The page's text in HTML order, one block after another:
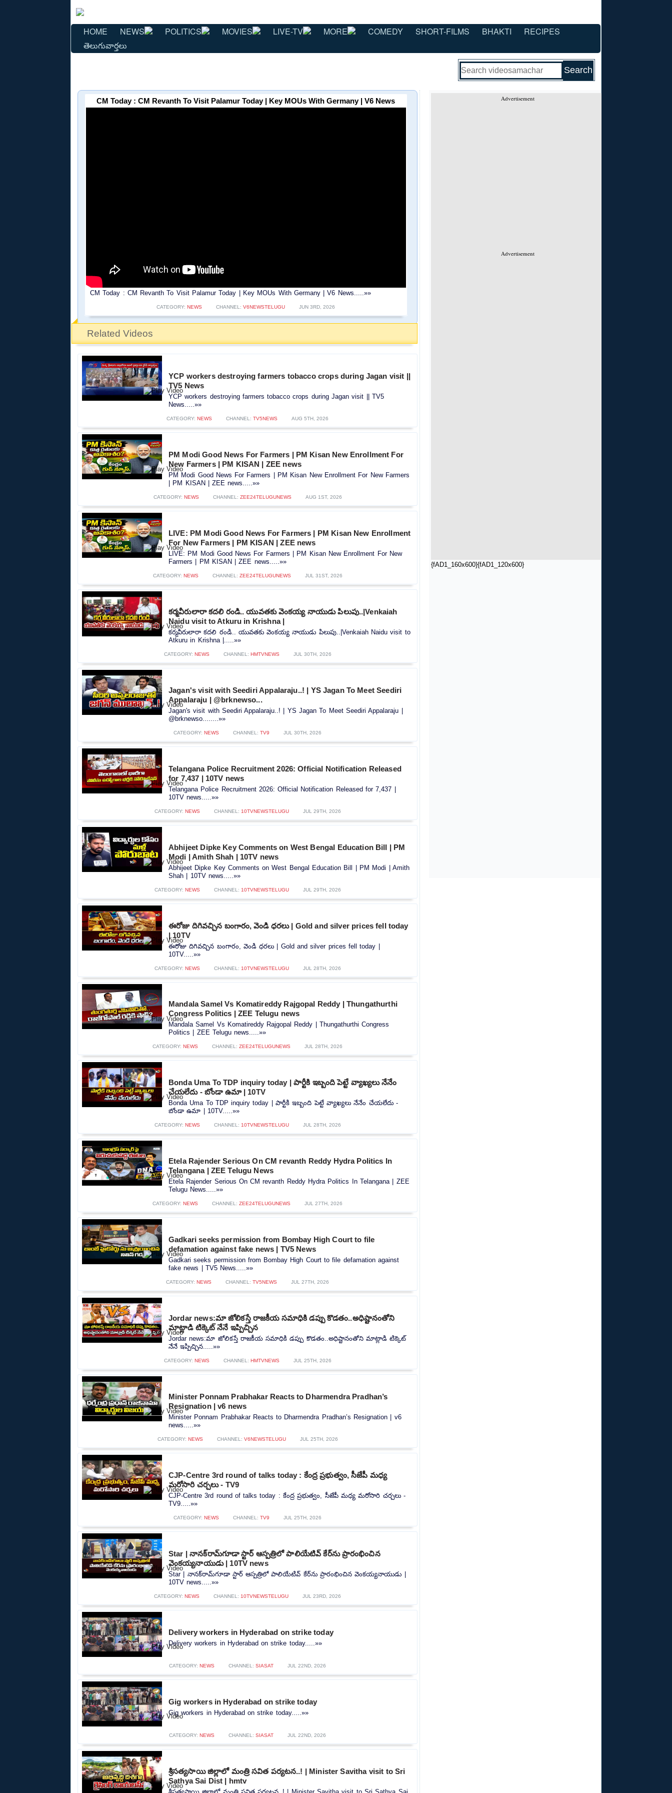
HOME NEWS POLITICS MOVIES LIVE-TV MORE COMEDY SHORT-FILMS BHAKTI
RECIPES
తెలుగువార్తలు
Advertisement
Advertisement
{fAD1_160x600}{fAD1_120x600}
CM Today : CM Revanth To Visit Palamur Today | Key MOUs With Germany | V6 News
CM Today : CM Revanth To Visit Palamur Today | Key MOUs With Germany | V6 News.....»»
CATEGORY: NEWS CHANNEL:V6NEWSTELUGU JUN 3RD, 2026
Related Videos
YCP workers destroying farmers tobacco crops during Jagan visit ||
TV5 News
YCP workers destroying farmers tobacco crops during Jagan visit || TV5
News.....»»
CATEGORY: NEWS CHANNEL: TV5NEWS AUG 5TH, 2026
PM Modi Good News For Farmers | PM Kisan New Enrollment For
New Farmers | PM KISAN | ZEE news
PM Modi Good News For Farmers | PM Kisan New Enrollment For New Farmers
| PM KISAN | ZEE news.....»»
CATEGORY: NEWS CHANNEL: ZEE24TELUGUNEWS AUG 1ST, 2026
LIVE: PM Modi Good News For Farmers | PM Kisan New Enrollment
For New Farmers | PM KISAN | ZEE news
LIVE: PM Modi Good News For Farmers | PM Kisan New Enrollment For New
Farmers | PM KISAN | ZEE news.....»»
CATEGORY: NEWS CHANNEL: ZEE24TELUGUNEWS JUL 31ST, 2026
కర్మవీరులారా కదలి రండి.. యువతకు వెంకయ్య నాయుడు పిలుపు..|Venkaiah
Naidu visit to Atkuru in Krishna |
కర్మవీరులారా కదలి రండి.. యువతకు వెంకయ్య నాయుడు పిలుపు..|Venkaiah Naidu visit to
Atkuru in Krishna |.....»»
CATEGORY: NEWS CHANNEL: HMTVNEWS JUL 30TH, 2026
Jagan's visit with Seediri Appalaraju..! | YS Jagan To Meet Seediri
Appalaraju | @brknewso...
Jagan's visit with Seediri Appalaraju..! | YS Jagan To Meet Seediri Appalaraju |
@brknewso........»»
CATEGORY: NEWS CHANNEL: TV9 JUL 30TH, 2026
Telangana Police Recruitment 2026: Official Notification Released
for 7,437 | 10TV news
Telangana Police Recruitment 2026: Official Notification Released for 7,437 |
10TV news.....»»
CATEGORY: NEWS CHANNEL: 10TVNEWSTELUGU JUL 29TH, 2026
Abhijeet Dipke Key Comments on West Bengal Education Bill | PM
Modi | Amith Shah | 10TV news
Abhijeet Dipke Key Comments on West Bengal Education Bill | PM Modi | Amith
Shah | 10TV news.....»»
CATEGORY: NEWS CHANNEL: 10TVNEWSTELUGU JUL 29TH, 2026
ఈరోజు దిగివచ్చిన బంగారం, వెండి ధరలు | Gold and silver prices fell today
| 10TV
ఈరోజు దిగివచ్చిన బంగారం, వెండి ధరలు | Gold and silver prices fell today |
10TV.....»»
CATEGORY: NEWS CHANNEL: 10TVNEWSTELUGU JUL 28TH, 2026
Mandala Samel Vs Komatireddy Rajgopal Reddy | Thungathurthi
Congress Politics | ZEE Telugu news
Mandala Samel Vs Komatireddy Rajgopal Reddy | Thungathurthi Congress
Politics | ZEE Telugu news.....»»
CATEGORY: NEWS CHANNEL: ZEE24TELUGUNEWS JUL 28TH, 2026
Bonda Uma To TDP inquiry today | పార్టీకి ఇబ్బంది పెట్టే వ్యాఖ్యలు నేనేం
చేయలేదు - బోండా ఉమా | 10TV
Bonda Uma To TDP inquiry today | పార్టీకి ఇబ్బంది పెట్టే వ్యాఖ్యలు నేనేం చేయలేదు -
బోండా ఉమా | 10TV.....»»
CATEGORY: NEWS CHANNEL: 10TVNEWSTELUGU JUL 28TH, 2026
Etela Rajender Serious On CM revanth Reddy Hydra Politics In
Telangana | ZEE Telugu News
Etela Rajender Serious On CM revanth Reddy Hydra Politics In Telangana | ZEE
Telugu News.....»»
CATEGORY: NEWS CHANNEL: ZEE24TELUGUNEWS JUL 27TH, 2026
Gadkari seeks permission from Bombay High Court to file
defamation against fake news | TV5 News
Gadkari seeks permission from Bombay High Court to file defamation against
fake news | TV5 News.....»»
CATEGORY: NEWS CHANNEL: TV5NEWS JUL 27TH, 2026
Jordar news:మా జోలికస్తే రాజకీయ సమాధికి డప్పు కొడతం..అధిష్టానంతోని
మాట్లాడి టిక్కెట్ నేనే ఇప్పిచ్చిన
Jordar news:మా జోలికస్తే రాజకీయ సమాధికి డప్పు కొడతం..అధిష్టానంతోని మాట్లాడి టిక్కెట్
నేనే ఇప్పిచ్చిన.....»»
CATEGORY: NEWS CHANNEL: HMTVNEWS JUL 25TH, 2026
Minister Ponnam Prabhakar Reacts to Dharmendra Pradhan’s
Resignation | v6 news
Minister Ponnam Prabhakar Reacts to Dharmendra Pradhan’s Resignation | v6
news.....»»
CATEGORY: NEWS CHANNEL: V6NEWSTELUGU JUL 25TH, 2026
CJP-Centre 3rd round of talks today : కేంద్ర ప్రభుత్వం, సీజేపీ మధ్య
మరోసారి చర్చలు - TV9
CJP-Centre 3rd round of talks today : కేంద్ర ప్రభుత్వం, సీజేపీ మధ్య మరోసారి చర్చలు -
TV9.....»»
CATEGORY: NEWS CHANNEL: TV9 JUL 25TH, 2026
Star | నానక్‌రామ్‌గూడా స్టార్ ఆస్పత్రిలో పాలియేటివ్ కేర్‌ను ప్రారంభించిన
వెంకయ్యనాయుడు | 10TV news
Star | నానక్‌రామ్‌గూడా స్టార్ ఆస్పత్రిలో పాలియేటివ్ కేర్‌ను ప్రారంభించిన వెంకయ్యనాయుడు |
10TV news.....»»
CATEGORY: NEWS CHANNEL: 10TVNEWSTELUGU JUL 23RD, 2026
Delivery workers in Hyderabad on strike today
Delivery workers in Hyderabad on strike today.....»»
CATEGORY: NEWS CHANNEL: SIASAT JUL 22ND, 2026
Gig workers in Hyderabad on strike today
Gig workers in Hyderabad on strike today.....»»
CATEGORY: NEWS CHANNEL: SIASAT JUL 22ND, 2026
శ్రీసత్యసాయి జిల్లాలో మంత్రి సవిత పర్యటన..! | Minister Savitha visit to Sri
Sathya Sai Dist | hmtv